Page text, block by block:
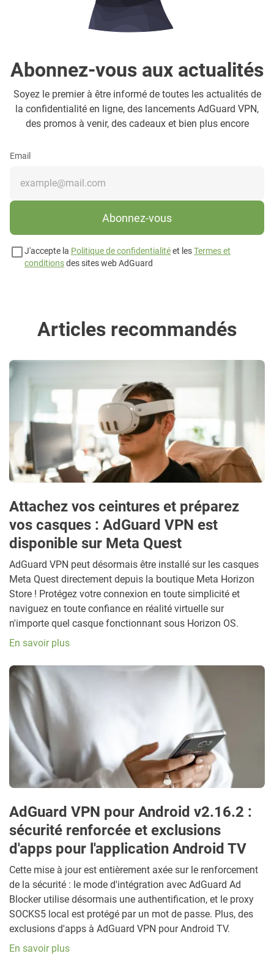
Abonnez-vous aux actualités
Soyez le premier à être informé de toutes les actualités de
la confidentialité en ligne, des lancements AdGuard VPN,
des promos à venir, des cadeaux et bien plus encore
Email
Abonnez-vous
J'accepte la Politique de confidentialitéet lesTermes et
conditionsdes sites web AdGuard
Articles recommandés
Attachez vos ceintures et préparez
vos casques : AdGuard VPN est
disponible sur Meta Quest
AdGuard VPN peut désormais être installé sur les casques
Meta Quest directement depuis la boutique Meta Horizon
Store ! Protégez votre connexion en toute simplicité et
naviguez en toute confiance en réalité virtuelle sur
n'importe quel casque fonctionnant sous Horizon OS.
En savoir plus
AdGuard VPN pour Android v2.16.2 :
sécurité renforcée et exclusions
d'apps pour l'application Android TV
Cette mise à jour est entièrement axée sur le renforcement
de la sécurité : le mode d'intégration avec AdGuard Ad
Blocker utilise désormais une authentification, et le proxy
SOCKS5 local est protégé par un mot de passe. Plus, des
exclusions d'apps à AdGuard VPN pour Android TV.
En savoir plus